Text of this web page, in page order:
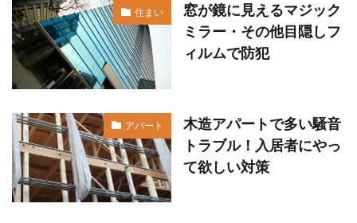
住まい
窓が鏡に見えるマジック
ミラー・その他目隠しフ
ィルムで防犯
アパート
木造アパートで多い騒音
トラブル！入居者にやっ
て欲しい対策